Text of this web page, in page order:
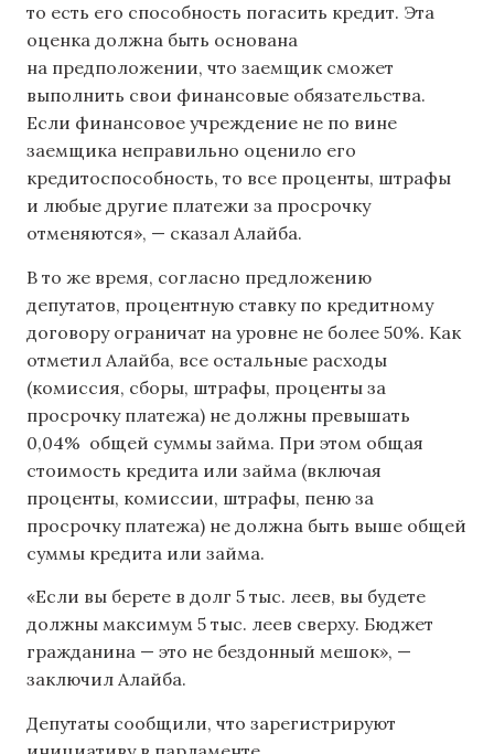
то есть его способность погасить кредит. Эта
оценка должна быть основана
на предположении, что заемщик сможет
выполнить свои финансовые обязательства.
Если финансовое учреждение не по вине
заемщика неправильно оценило его
кредитоспособность, то все проценты, штрафы
и любые другие платежи за просрочку
отменяются», — сказал Алайба.
В то же время, согласно предложению
депутатов, процентную ставку по кредитному
договору ограничат на уровне не более 50%. Как
отметил Алайба, все остальные расходы
(комиссия, сборы, штрафы, проценты за
просрочку платежа) не должны превышать
0,04% общей суммы займа. При этом общая
стоимость кредита или займа (включая
проценты, комиссии, штрафы, пеню за
просрочку платежа) не должна быть выше общей
суммы кредита или займа.
«Если вы берете в долг 5 тыс. леев, вы будете
должны максимум 5 тыс. леев сверху. Бюджет
гражданина — это не бездонный мешок», —
заключил Алайба.
Депутаты сообщили, что зарегистрируют